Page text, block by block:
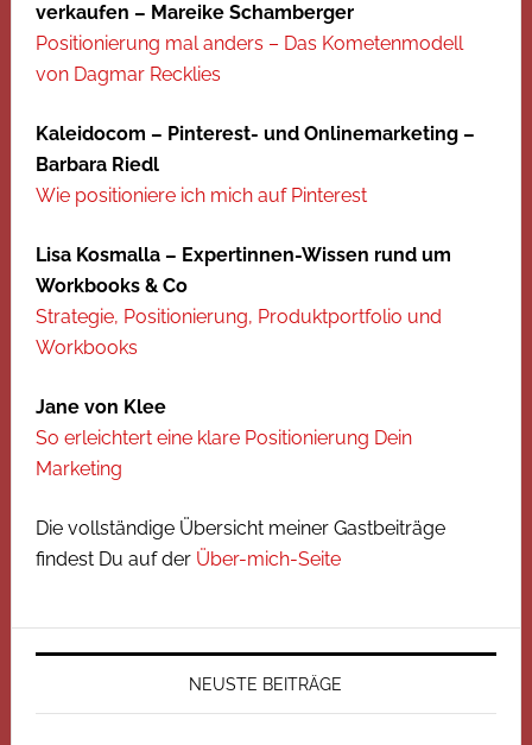
verkaufen – Mareike Schamberger
Positionierung mal anders – Das Kometenmodell
von Dagmar Recklies
Kaleidocom – Pinterest- und Onlinemarketing –
Barbara Riedl
Wie positioniere ich mich auf Pinterest
Lisa Kosmalla – Expertinnen-Wissen rund um
Workbooks & Co
Strategie, Positionierung, Produktportfolio und
Workbooks
Jane von Klee
So erleichtert eine klare Positionierung Dein
Marketing
Die vollständige Übersicht meiner Gastbeiträge
findest Du auf der Über-mich-Seite
NEUSTE BEITRÄGE